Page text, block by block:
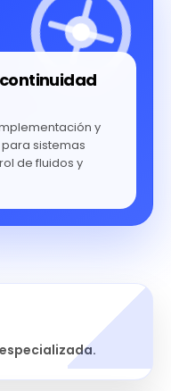
y
sistemas
de fluidos y